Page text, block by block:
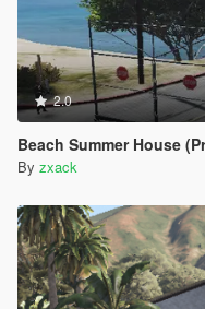
2.0
Beach Summer House
By zxack